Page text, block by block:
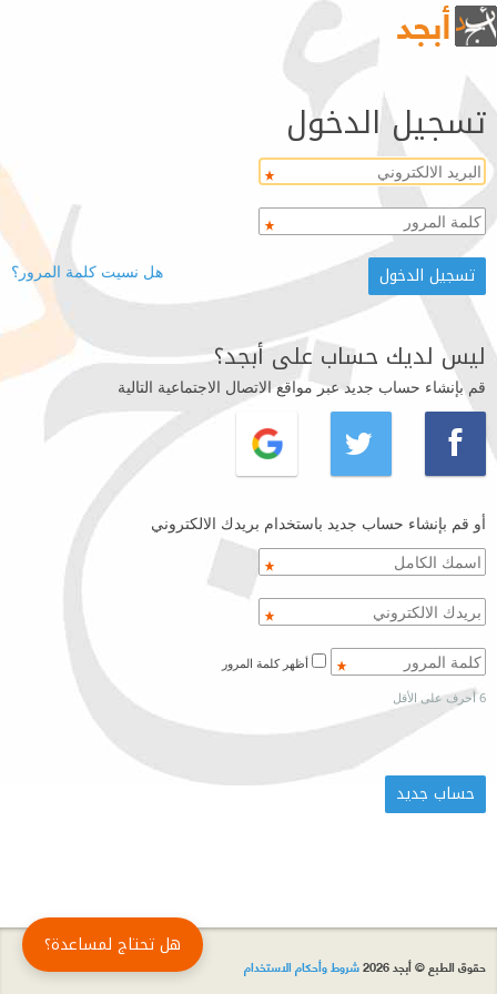
تسجيل الدخول
هل نسيت كلمة المرور؟
ليس لديك حساب على أبجد؟
قم بإنشاء حساب جديد عبر مواقع الاتصال الاجتماعية التالية
أو قم بإنشاء حساب جديد باستخدام بريدك الالكتروني
6 أحرف على الأقل
حقوق الطبع © أبجد 2026 شروط وأحكام الاستخدام
هل تحتاج لمساعدة؟